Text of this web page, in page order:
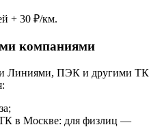
+ 30 ₽/км.
компаниями
Линиями, ПЭК и другими ТК
ТК в Москве: для физлиц —